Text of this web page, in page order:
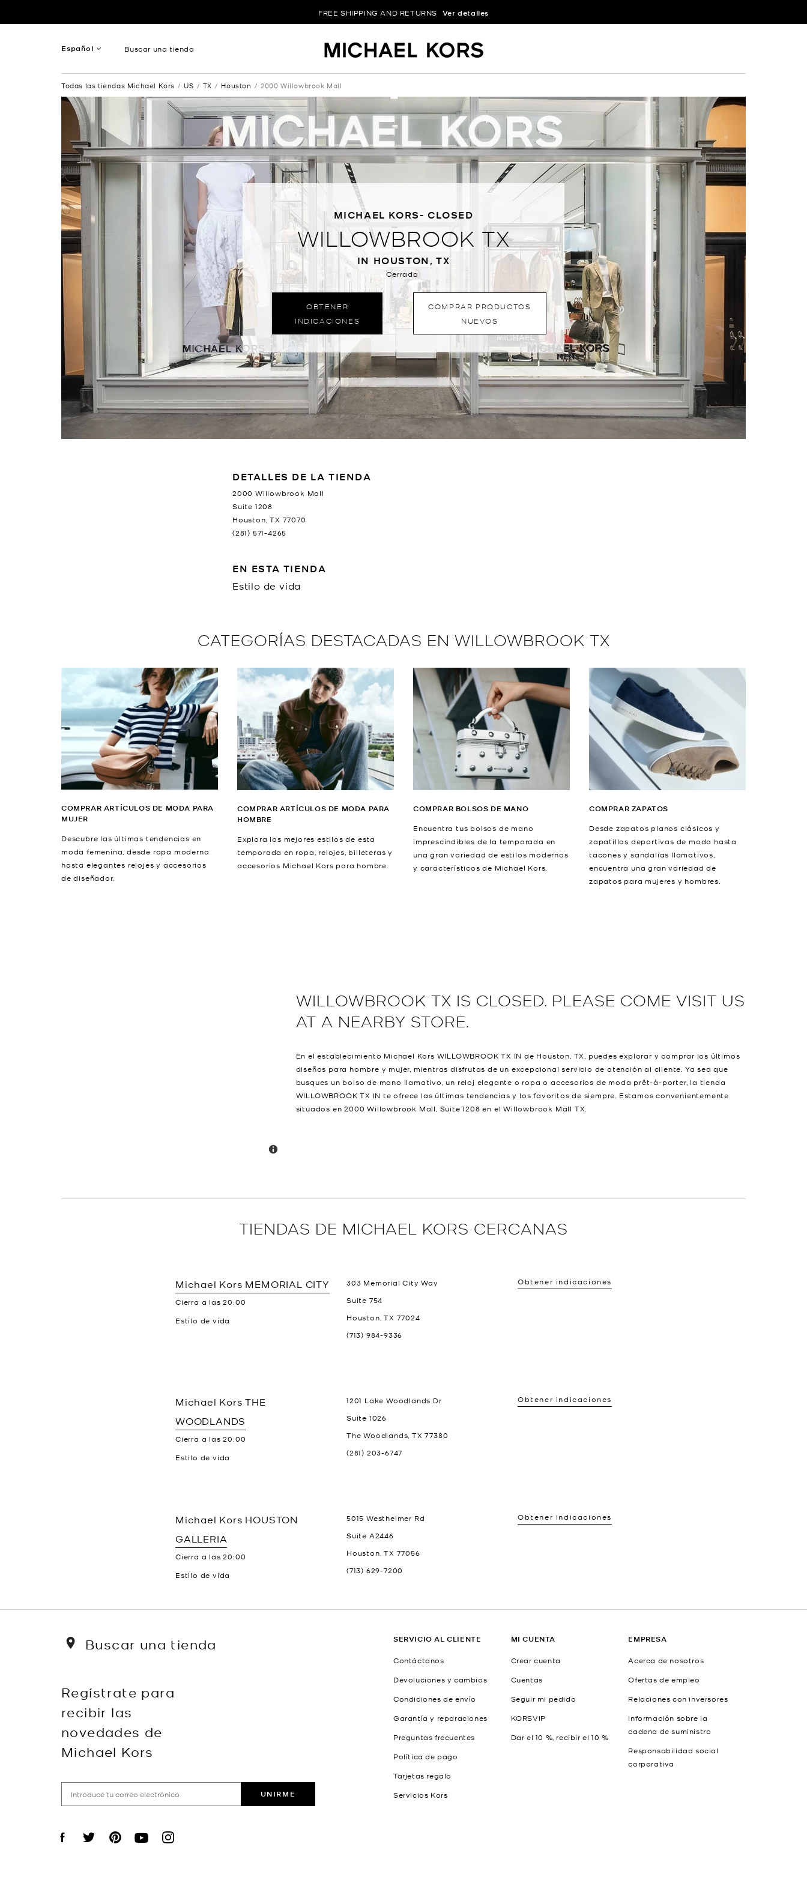
FREE SHIPPING AND RETURNS Ver detalles
Español Buscar una tienda
Todas las tiendas Michael Kors US TX Houston 2000 Willowbrook Mall
MICHAEL KORS- CLOSED
WILLOWBROOK TX
IN HOUSTON, TX
Cerrada
OBTENER
INDICACIONES
COMPRAR PRODUCTOS
NUEVOS
LOCATION INFORMATIONDETALLES DE LA TIENDA
2000 Willowbrook Mall
Suite 1208
Houston TX 77070
(281) 571-4265
EN ESTA TIENDA
Estilo de vida
CATEGORÍAS DESTACADAS EN WILLOWBROOK TX
COMPRAR ARTÍCULOS DE MODA PARA
MUJER
Descubre las últimas tendencias en
moda femenina, desde ropa moderna
hasta elegantes relojes y accesorios
de diseñador.
COMPRAR ARTÍCULOS DE MODA PARA
HOMBRE
Explora los mejores estilos de esta
temporada en ropa, relojes, billeteras y
accesorios Michael Kors para hombre.
COMPRAR BOLSOS DE MANO
Encuentra tus bolsos de mano
imprescindibles de la temporada en
una gran variedad de estilos modernos
y característicos de Michael Kors.
COMPRAR ZAPATOS
Desde zapatos planos clásicos y
zapatillas deportivas de moda hasta
tacones y sandalias llamativos,
encuentra una gran variedad de
zapatos para mujeres y hombres.
WILLOWBROOK TX IS CLOSED. PLEASE COME VISIT US
AT A NEARBY STORE.
En el establecimiento Michael Kors WILLOWBROOK TX IN de Houston, TX, puedes explorar y comprar los últimos
diseños para hombre y mujer, mientras disfrutas de un excepcional servicio de atención al cliente. Ya sea que
busques un bolso de mano llamativo, un reloj elegante o ropa o accesorios de moda prêt-à-porter, la tienda
WILLOWBROOK TX IN te ofrece las últimas tendencias y los favoritos de siempre. Estamos convenientemente
situados en 2000 Willowbrook Mall, Suite 1208 en el Willowbrook Mall TX.
TIENDAS DE MICHAEL KORS CERCANAS
Michael Kors MEMORIAL CITY
Cierra a las20:00
Estilo de vida
303 Memorial City Way
Suite 754
Houston, TX 77024
(713) 984-9336
Obtener indicaciones
Michael Kors THE
WOODLANDS
Cierra a las20:00
Estilo de vida
1201 Lake Woodlands Dr
Suite 1026
The Woodlands, TX 77380
(281) 203-6747
Obtener indicaciones
Michael Kors HOUSTON
GALLERIA
Cierra a las20:00
Estilo de vida
5015 Westheimer Rd
Suite A2446
Houston, TX 77056
(713) 629-7200
Obtener indicaciones
Buscar una tienda
Regístrate para
recibir las
novedades de
Michael Kors
UNIRME
Visit us on Facebook
Visit us on Twitter
Visit us on Pinterest
Visit us on YouTube
Visit us on Instagram
SERVICIO AL CLIENTE
Contáctanos
Devoluciones y cambios
Condiciones de envío
Garantía y reparaciones
Preguntas frecuentes
Política de pago
Tarjetas regalo
Servicios Kors
MI CUENTA
Crear cuenta
Cuentas
Seguir mi pedido
KORSVIP
Dar el 10 %, recibir el 10 %
EMPRESA
Acerca de nosotros
Ofertas de empleo
Relaciones con inversores
Información sobre la
cadena de suministro
Responsabilidad social
corporativa